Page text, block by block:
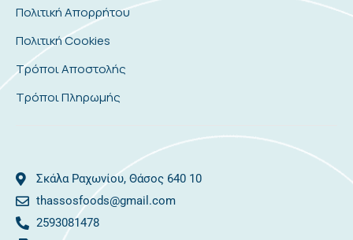
Πολιτική Απορρήτου
Πολιτική Cookies
Τρόποι Αποστολής
Τρόποι Πληρωμής
Σκάλα Ραχωνίου, Θάσος 640 10
thassosfoods@gmail.com
2593081478